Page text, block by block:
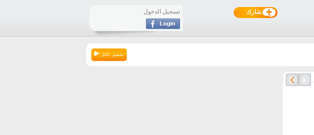
شارك تسجيل الدخول
تشغيل الكل